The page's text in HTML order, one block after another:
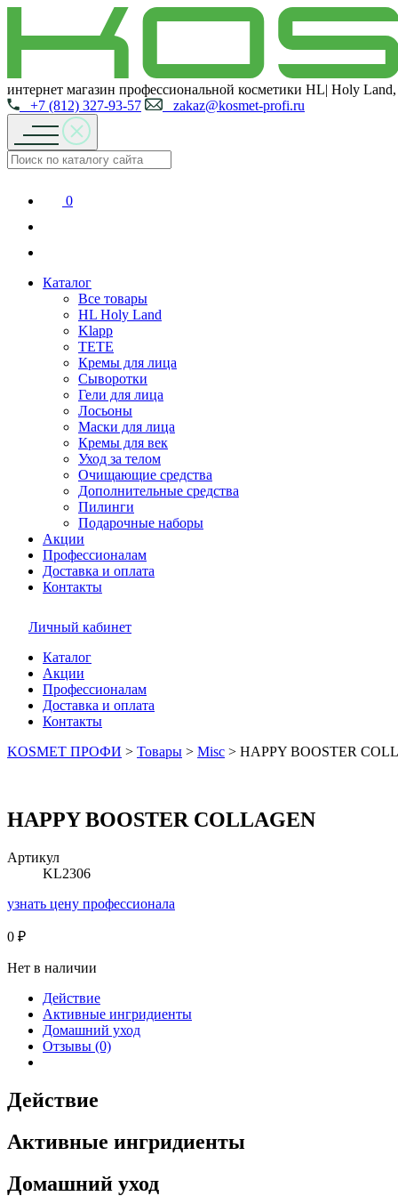
интернет магазин профессиональной косметики HL| Holy
+7 (812) 327-93-57
zakaz@kosmet-profi.ru
0
Каталог
Все товары
HL Holy Land
Klapp
TETE
Кремы для лица
Сыворотки
Гели для лица
Лосьоны
Маски для лица
Кремы для век
Уход за телом
Очищающие средства
Дополнительные средства
Пилинги
Подарочные наборы
Акции
Профессионалам
Доставка и оплата
Контакты
Личный кабинет
Каталог
Акции
Профессионалам
Доставка и оплата
Контакты
KOSMET ПРОФИ > Товары > Misc > HAPPY BOOSTER
HAPPY BOOSTER COLLAGEN
Артикул
KL2306
узнать цену профессионала
0 ₽
Нет в наличии
Действие
Активные ингридиенты
Домашний уход
Отзывы (0)
Действие
Активные ингридиенты
Домашний уход